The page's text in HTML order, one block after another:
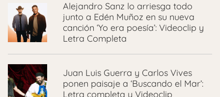
Alejandro Sanz lo arriesga todo
junto a Edén Muñoz en su nueva
canción ‘Yo era poesía’: Videoclip y
Letra Completa
Juan Luis Guerra y Carlos Vives
ponen paisaje a ‘Buscando el Mar’:
Letra completa y Videoclip